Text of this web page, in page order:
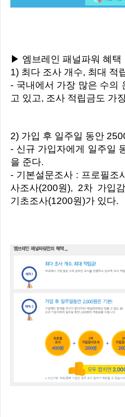
▶ 엠브레인 패널파워 혜택
1) 최다 조사 개수, 최대 적
- 국내에서 가장 많은 수의
고 있고, 조사 적립금도 가
2) 가입 후 일주일 동안
- 신규 가입자에게 일주일
을 준다.
- 기본설문조사 : 프로필조
사조사(200원), 2차 가입
기초조사(1200원)가 있다.